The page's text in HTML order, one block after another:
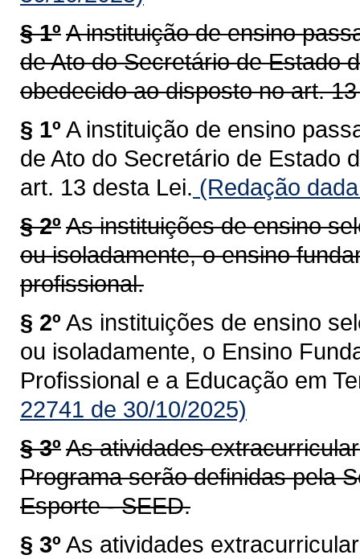
§ 1ºA instituição de ensino
de Ato do Secretário de Estado
obedecido ao disposto no art.
§ 1º A instituição de ensino
de Ato do Secretário de Estado
art. 13 desta Lei. (Redação
§ 2ºAs instituições de ensino
ou isoladamente, o ensino
profissional.
§ 2º As instituições de ensino
ou isoladamente, o Ensino
Profissional e a Educação em
22741 de 30/10/2025)
§ 3ºAs atividades
Programa serão definidas pela
Esporte - SEED.
§ 3º As atividades